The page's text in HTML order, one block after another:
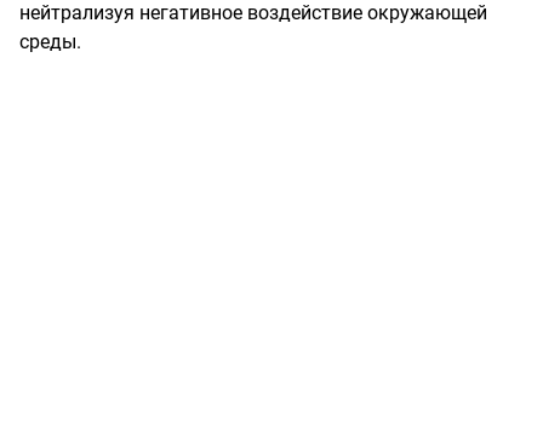
нейтрализуя негативное воздействие окружающей
среды.